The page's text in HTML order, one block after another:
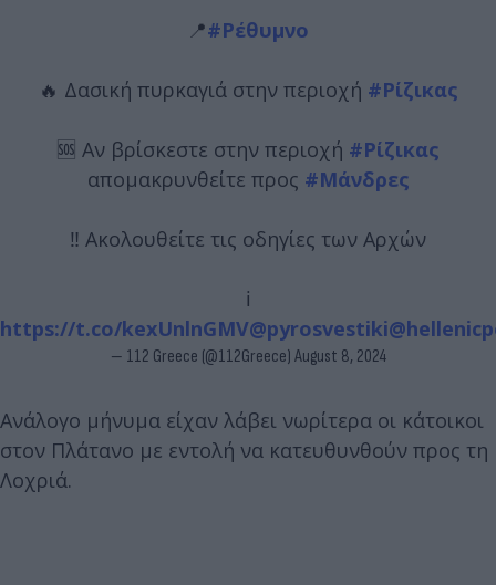
📍#Ρέθυμνο
🔥 Δασική πυρκαγιά στην περιοχή #Ρίζικας
🆘 Αν βρίσκεστε στην περιοχή #Ρίζικας
απομακρυνθείτε προς #Μάνδρες
‼️ Ακολουθείτε τις οδηγίες των Αρχών
ℹ️
https://t.co/kexUnlnGMV@pyrosvestiki
— 112 Greece (@112Greece) August 8, 2024
Ανάλογο μήνυμα είχαν λάβει νωρίτερα οι κάτοικοι
στον Πλάτανο με εντολή να κατευθυνθούν προς τη
Λοχριά.